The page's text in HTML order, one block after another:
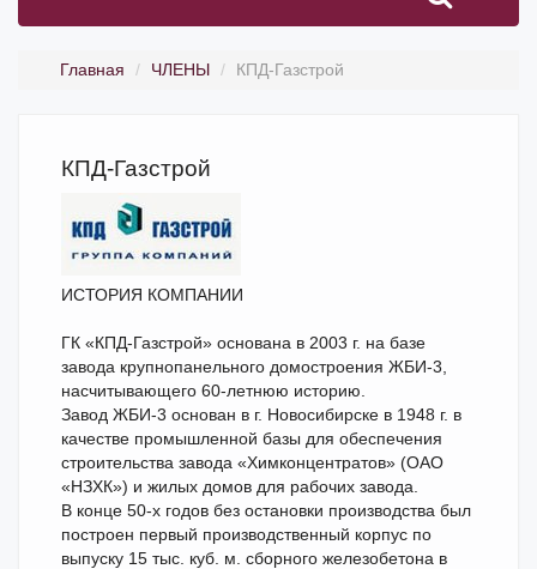
Главная ЧЛЕНЫ КПД-Газстрой
КПД-Газстрой
ИСТОРИЯ КОМПАНИИ
ГК «КПД-Газстрой» основана в 2003 г. на базе
завода крупнопанельного домостроения ЖБИ-3,
насчитывающего 60-летнюю историю.
Завод ЖБИ-3 основан в г. Новосибирске в 1948 г. в
качестве промышленной базы для обеспечения
строительства завода «Химконцентратов» (ОАО
«НЗХК») и жилых домов для рабочих завода.
В конце 50-х годов без остановки производства был
построен первый производственный корпус по
выпуску 15 тыс. куб. м. сборного железобетона в